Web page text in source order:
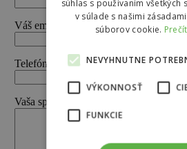
Váš email (povinné)
Telefón (povinné)
Vaša správa
súhlas s používaním všetkých
v súlade s našimi
súborov cookie.
NEVYHNUTNE
VÝKONNOSŤ
FUNKCIE